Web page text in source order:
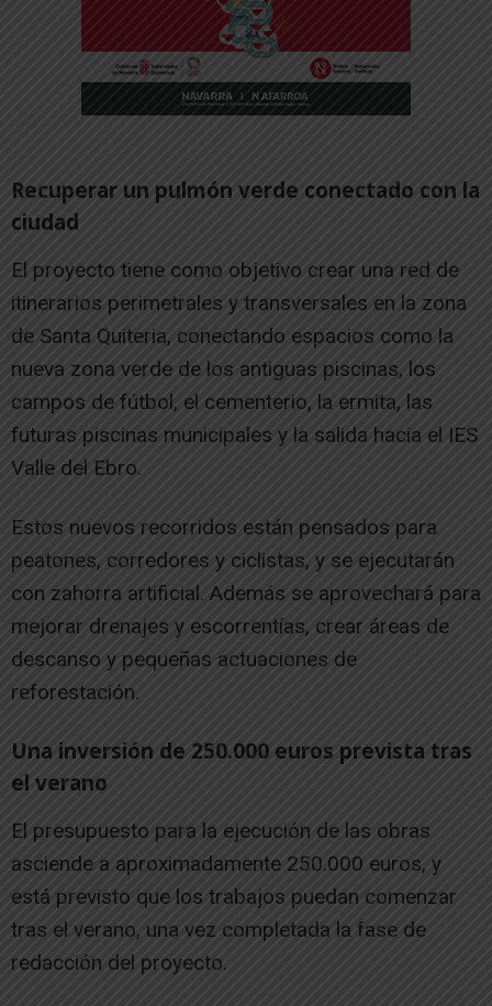
Recuperar un pulmón verde conectado con la
ciudad
El proyecto tiene como objetivo crear una red de
itinerarios perimetrales y transversales en la zona
de Santa Quiteria, conectando espacios como la
nueva zona verde de los antiguas piscinas, los
campos de fútbol, el cementerio, la ermita, las
futuras piscinas municipales y la salida hacia el IES
Valle del Ebro.
Estos nuevos recorridos están pensados para
peatones, corredores y ciclistas, y se ejecutarán
con zahorra artificial. Además se aprovechará para
mejorar drenajes y escorrentías, crear áreas de
descanso y pequeñas actuaciones de
reforestación.
Una inversión de 250.000 euros prevista tras
el verano
El presupuesto para la ejecución de las obras
asciende a aproximadamente 250.000 euros, y
está previsto que los trabajos puedan comenzar
tras el verano, una vez completada la fase de
redacción del proyecto.